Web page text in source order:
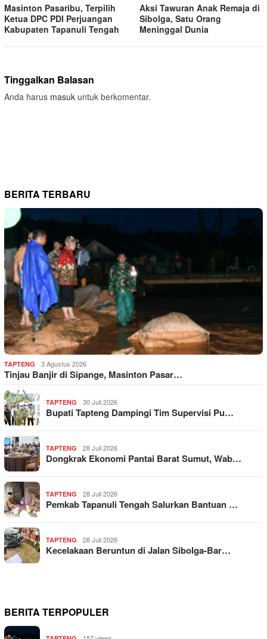
Masinton Pasaribu, Terpilih
Ketua DPC PDI Perjuangan
Kabupaten Tapanuli Tengah
Aksi Tawuran Anak Remaja di
Sibolga, Satu Orang
Meninggal Dunia
Tinggalkan Balasan
Anda harus masuk untuk berkomentar.
BERITA TERBARU
TAPTENG 3 Agustus 2026
Tinjau Banjir di Sipange, Masinton Pasar…
TAPTENG 30 Juli 2026
Bupati Tapteng Dampingi Tim Supervisi Pu…
TAPTENG 28 Juli 2026
Dongkrak Ekonomi Pantai Barat Sumut, Wab…
TAPTENG 28 Juli 2026
Pemkab Tapanuli Tengah Salurkan Bantuan …
TAPTENG 28 Juli 2026
Kecelakaan Beruntun di Jalan Sibolga-Bar…
BERITA TERPOPULER